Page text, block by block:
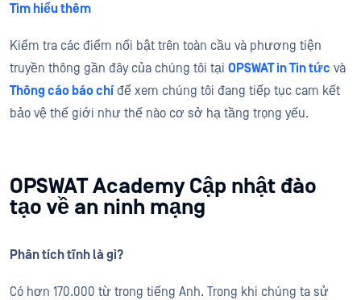
Tìm hiểu thêm
Kiểm tra các điểm nổi bật trên toàn cầu và phương tiện
truyền thông gần đây của chúng tôi tại OPSWAT in Tin tức và
Thông cáo báo chíđể xem chúng tôi đang tiếp tục cam kết
bảo vệ thế giới như thế nào cơ sở hạ tầng trọng yếu.
OPSWAT Academy Cập nhật đào
tạo về an ninh mạng
Phân tích tĩnh là gì?
Có hơn 170.000 từ trong tiếng Anh. Trong khi chúng ta sử